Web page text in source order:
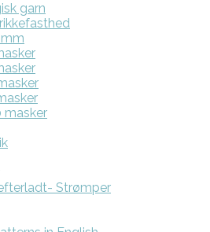
garn
mm
masker
Strømper